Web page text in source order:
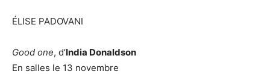
ÉLISE PADOVANI
Good one, d’India Donaldson
En salles le 13 novembre